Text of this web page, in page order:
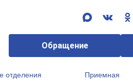
Обращение
отделения Приемная